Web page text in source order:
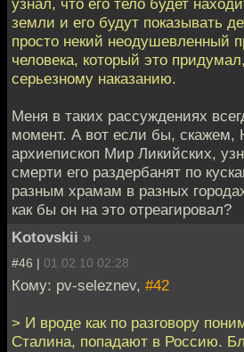
узнал, что его тело будет
земли и его будут показывать
просто некий неодушевленный
человека, который это
серьезному наказанию.
Меня в таких рассуждениях
момент. А вот если бы, скажем,
архиепископ Мир Ликийских,
смерти его раздербанят по
разным храмам в разных
как бы он на это отреагировал?
Kotovskii »
#46 | 01.02.10 02:28
Кому: pv-seleznev, #42
> И вроде как по разговору
Сталина, попадают в Россию.